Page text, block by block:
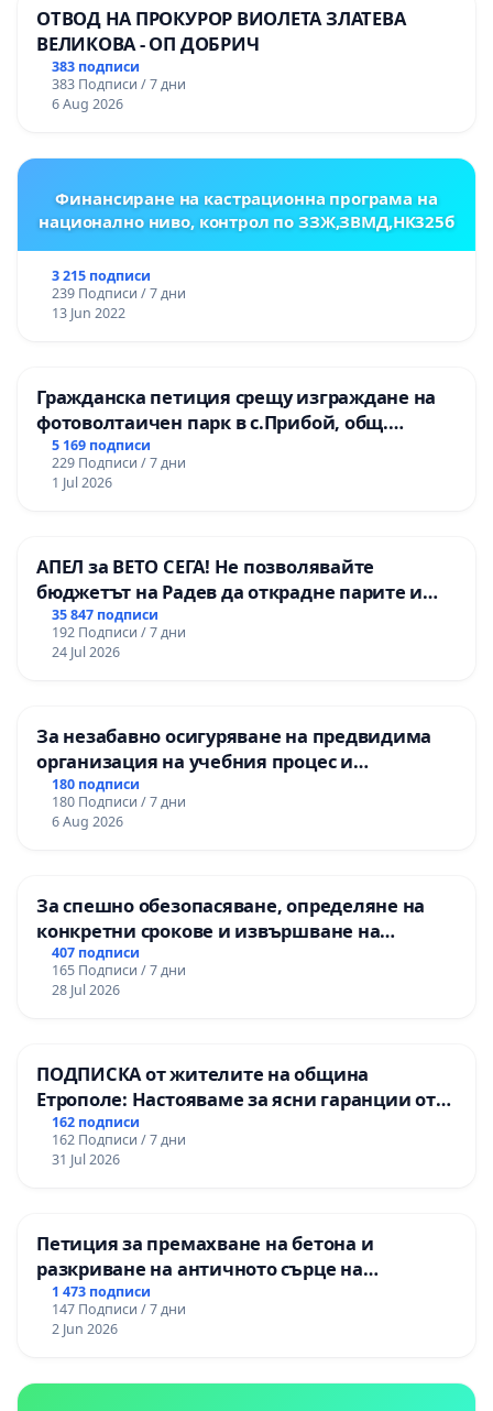
ОТВОД НА ПРОКУРОР ВИОЛЕТА ЗЛАТЕВА
ВЕЛИКОВА - ОП ДОБРИЧ
383 подписи
383 Подписи / 7 дни
6 Aug 2026
Финансиране на кастрационна програма на
национално ниво, контрол по ЗЗЖ,ЗВМД,НК325б
3 215 подписи
239 Подписи / 7 дни
13 Jun 2022
Гражданска петиция срещу изграждане на
фотоволтаичен парк в с.Прибой, общ.
Радомир
5 169 подписи
229 Подписи / 7 дни
1 Jul 2026
АПЕЛ за ВЕТО СЕГА! Не позволявайте
бюджетът на Радев да открадне парите и
правата ни в тъмното
35 847 подписи
192 Подписи / 7 дни
24 Jul 2026
За незабавно осигуряване на предвидима
организация на учебния процес и
гарантиране на правото на равнопоставено
и качествено образование на учениците от
ОУ „Княз Александър I“ и Хуманитарна
180 подписи
180 Подписи / 7 дни
6 Aug 2026
За спешно обезопасяване, определяне на
конкретни срокове и извършване на
цялостна рехабилитация на
републиканския път между пътен възел АМ
„Тракия“ - гр. Ихтиман - с. Мирово - к.к.
407 подписи
165 Подписи / 7 дни
28 Jul 2026
ПОДПИСКА от жителите на община
Етрополе: Настояваме за ясни гаранции от
“Елаците-МЕД” АД и от държавата, че ще се
изпълнят всички екологични норми!
162 подписи
162 Подписи / 7 дни
31 Jul 2026
Петиция за премахване на бетона и
разкриване на античното сърце на
Могиланската могила във Враца
1 473 подписи
147 Подписи / 7 дни
2 Jun 2026